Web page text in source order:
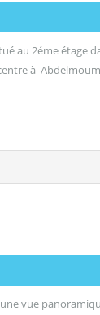
au 2éme étage
à
vue